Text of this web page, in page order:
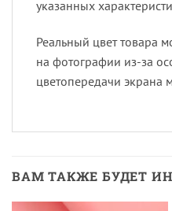
указанных
Реальный цвет товара
на фотографии из-за
цветопередачи экрана
ВАМ ТАКЖЕ БУДЕТ